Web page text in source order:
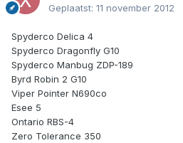
Geplaatst: 11 november 2012
Spyderco Delica 4
Spyderco Dragonfly G10
Spyderco Manbug ZDP-189
Byrd Robin 2 G10
Viper Pointer N690co
Esee 5
Ontario RBS-4
Zero Tolerance 350